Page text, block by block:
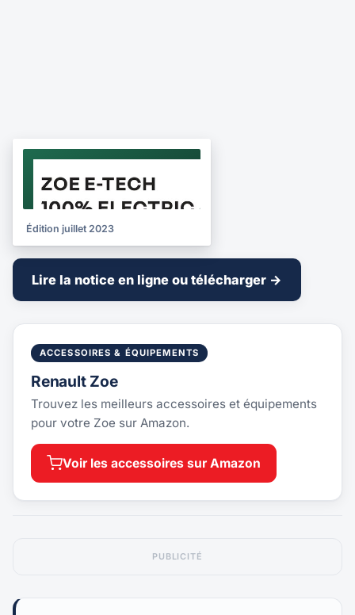
2023
Édition juillet 2023
Lire la notice en ligne ou télécharger →
ACCESSOIRES & ÉQUIPEMENTS
Renault Zoe
Trouvez les meilleurs accessoires et équipements
pour votre Zoe sur Amazon.
Voir les accessoires sur Amazon
PUBLICITÉ